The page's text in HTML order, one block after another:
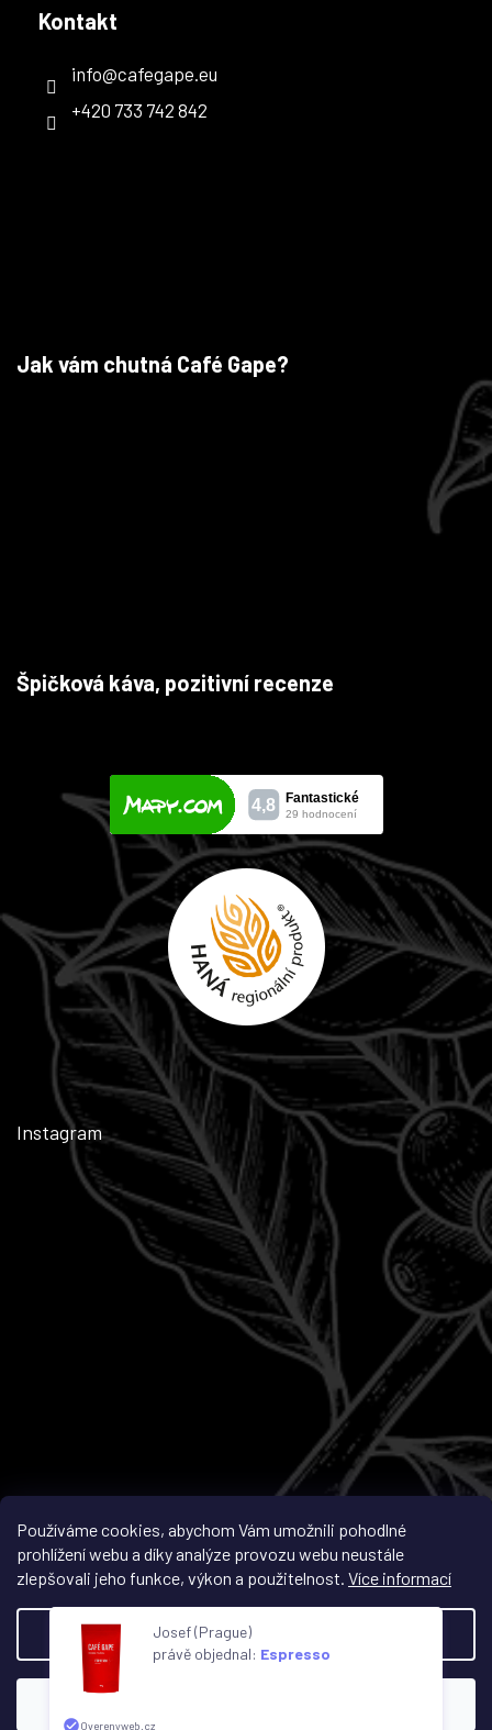
Používáme cookies, abychom Vám umožnili pohodlné
prohlížení webu a díky analýze provozu webu neustále
zlepšovali jeho funkce, výkon a použitelnost. Více informací
Nastavení
Kontakt
info@cafegape.eu
+420 733 742 842
Jak vám chutná Café Gape?
Špičková káva, pozitivní recenze
Instagram
Sledovat na Instagramu
Vytvořil Shoptet
Copyright 2026
. Všechna práva vyhrazena.
Josef (Prague)
právě objednal: Espresso
Overenyweb.cz